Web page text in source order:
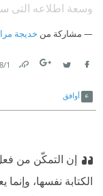
وسعة اطلاعه التي
لديه.‏
مشاركة من خديجة
1‏/8‏/2025
أوافق
‏إن التمكّن من
الكتابة نفسها،